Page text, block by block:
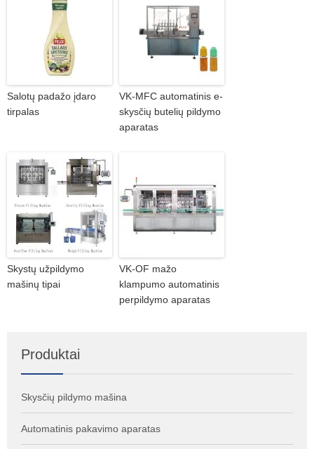
Salotų padažo įdaro
tirpalas
VK-MFC automatinis e-
skysčių butelių pildymo
aparatas
Skystų užpildymo
mašinų tipai
VK-OF mažo
klampumo automatinis
perpildymo aparatas
Produktai
Skysčių pildymo mašina
Automatinis pakavimo aparatas